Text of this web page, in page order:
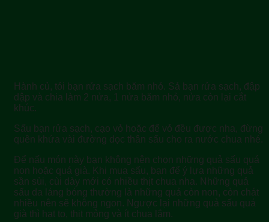
Hành củ, tỏi bạn rửa sạch băm nhỏ. Sả bạn rửa sạch, đập
dập và chia làm 2 nửa, 1 nửa băm nhỏ, nửa còn lại cắt
khúc.
Sấu bạn rửa sạch, cạo vỏ hoặc để vỏ đều được nha, đừng
quên khứa vài đường dọc thân sấu cho ra nước chua nhé.
Để nấu món này bạn không nên chọn những quả sấu quá
non hoặc quá già. Khi mua sấu, bạn để ý lựa những quả
sần sùi, cùi dày mới có nhiều thịt chua nha. Những quả
sấu da láng bóng thường là những quả còn non, còn chát
nhiều nên sẽ không ngon. Ngược lại những quả sấu quá
già thì hạt to, thịt mỏng và ít chua lắm.